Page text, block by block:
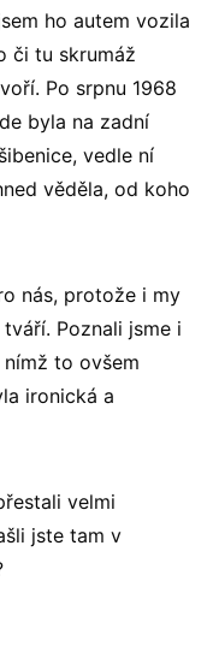
ho autem vozila
či tu skrumáž
Po srpnu 1968
byla na zadní
vedle ní
věděla, od koho
nás, protože i my
Poznali jsme i
to ovšem
ironická a
velmi
jste tam v